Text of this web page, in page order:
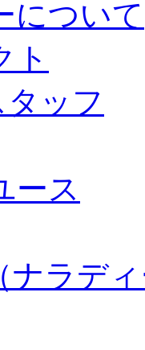
について
ト
ッフ
ース
ナラデ